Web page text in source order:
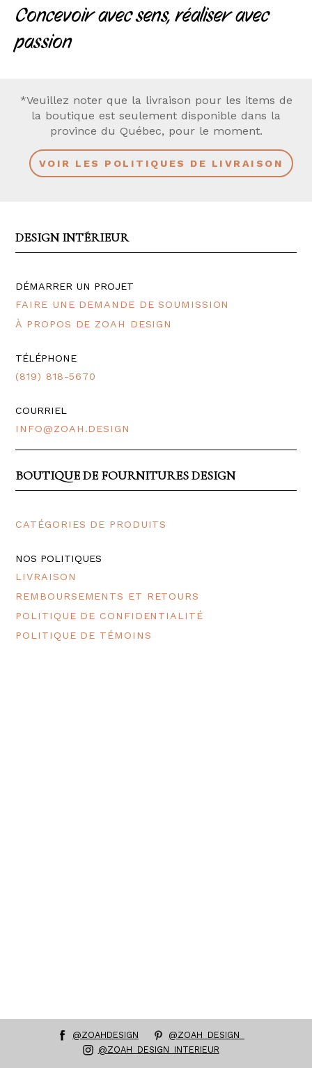
Concevoir avec sens, réaliser avec
passion
*Veuillez noter que la livraison pour les items de
la boutique est seulement disponible dans la
province du Québec, pour le moment.
VOIR LES POLITIQUES DE LIVRAISON
DESIGN INTÉRIEUR
DÉMARRER UN PROJET
FAIRE UNE DEMANDE DE SOUMISSION
À PROPOS DE ZOAH DESIGN
TÉLÉPHONE
(819) 818-5670
COURRIEL
INFO@ZOAH.DESIGN
BOUTIQUE DE FOURNITURES DESIGN
CATÉGORIES DE PRODUITS
NOS POLITIQUES
LIVRAISON
REMBOURSEMENTS ET RETOURS
POLITIQUE DE CONFIDENTIALITÉ
POLITIQUE DE TÉMOINS
@ZOAHDESIGN
@ZOAH_DESIGN_
@ZOAH_DESIGN_INTERIEUR